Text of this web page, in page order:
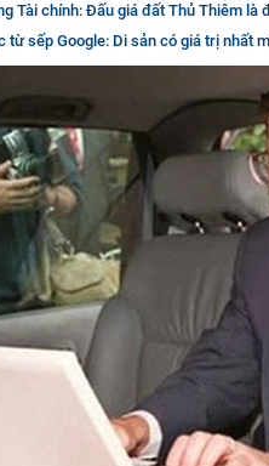
Tài chính: Đấu giá đất Thủ Thiêm là
sếp Google: Di sản có giá trị nhất mà một lãnh